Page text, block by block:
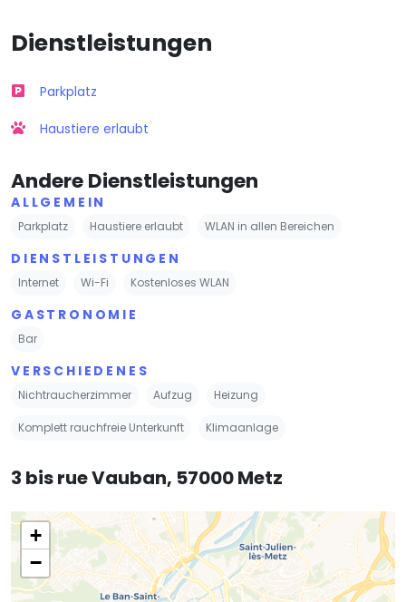
Dienstleistungen
Parkplatz
Haustiere erlaubt
Andere Dienstleistungen
ALLGEMEIN
Parkplatz Haustiere erlaubt WLAN in allen Bereichen
DIENSTLEISTUNGEN
Internet Wi-Fi Kostenloses WLAN
GASTRONOMIE
Bar
VERSCHIEDENES
Nichtraucherzimmer Aufzug Heizung
Komplett rauchfreie Unterkunft Klimaanlage
3 bis rue Vauban, 57000 Metz
+
−